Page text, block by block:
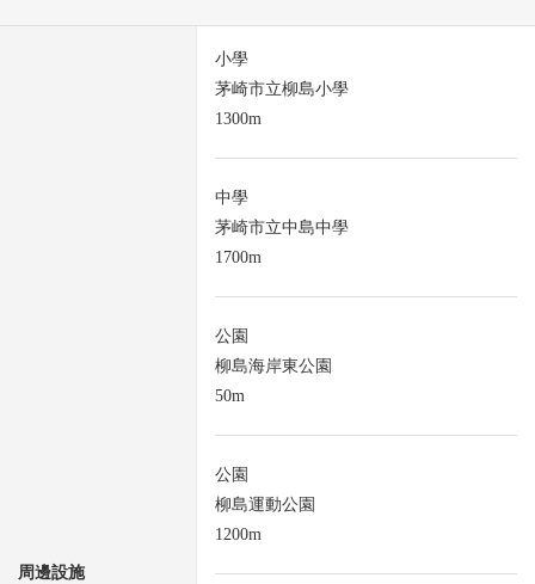
周邊設施
小學
茅崎市立柳島小學
1300m
中學
茅崎市立中島中學
1700m
公園
柳島海岸東公園
50m
公園
柳島運動公園
1200m